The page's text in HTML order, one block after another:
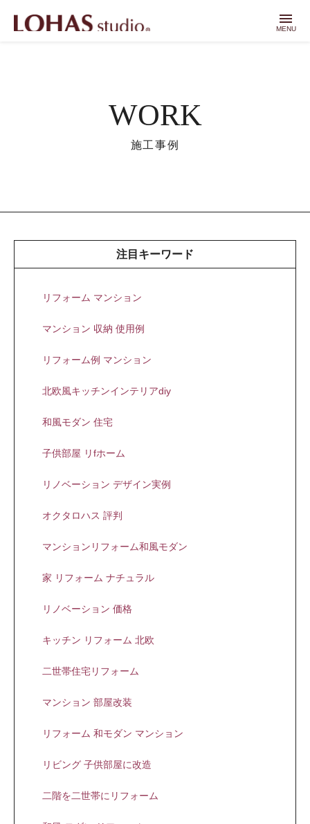
menu
MENU
WORK
施工事例
注目キーワード
リフォーム マンション
マンション 収納 使用例
リフォーム例 マンション
北欧風キッチンインテリアdiy
和風モダン 住宅
子供部屋 リfホーム
リノベーション デザイン実例
オクタロハス 評判
マンションリフォーム和風モダン
家 リフォーム ナチュラル
リノベーション 価格
キッチン リフォーム 北欧
二世帯住宅リフォーム
マンション 部屋改装
リフォーム 和モダン マンション
リビング 子供部屋に改造
二階を二世帯にリフォーム